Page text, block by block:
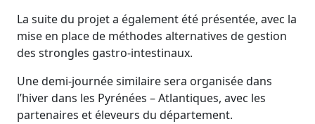
La suite du projet a également été présentée, avec la
mise en place de méthodes alternatives de gestion
des strongles gastro-intestinaux.
Une demi-journée similaire sera organisée dans
l’hiver dans les Pyrénées – Atlantiques, avec les
partenaires et éleveurs du département.